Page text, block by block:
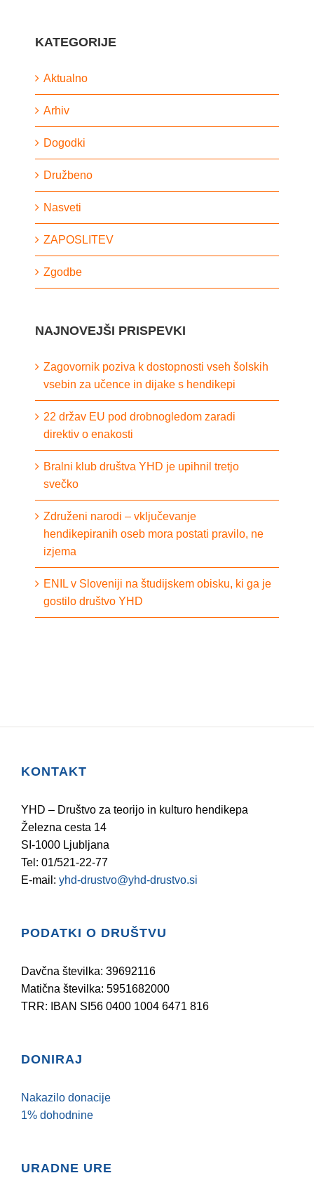
KATEGORIJE
Aktualno
Arhiv
Dogodki
Družbeno
Nasveti
ZAPOSLITEV
Zgodbe
NAJNOVEJŠI PRISPEVKI
Zagovornik poziva k dostopnosti vseh šolskih
vsebin za učence in dijake s hendikepi
22 držav EU pod drobnogledom zaradi
direktiv o enakosti
Bralni klub društva YHD je upihnil tretjo
svečko
Združeni narodi – vključevanje
hendikepiranih oseb mora postati pravilo, ne
izjema
ENIL v Sloveniji na študijskem obisku, ki ga je
gostilo društvo YHD
KONTAKT
YHD – Društvo za teorijo in kulturo hendikepa
Železna cesta 14
SI-1000 Ljubljana
Tel: 01/521-22-77
E-mail: yhd-drustvo@yhd-drustvo.si
PODATKI O DRUŠTVU
Davčna številka: 39692116
Matična številka: 5951682000
TRR: IBAN SI56 0400 1004 6471 816
DONIRAJ
Nakazilo donacije
1% dohodnine
URADNE URE